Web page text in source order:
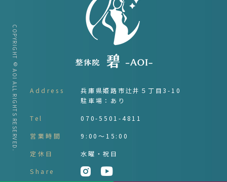
Address
兵庫県姫路市辻井５丁目3-10
駐車場：あり
Tel 070-5501-4811
営業時間 9:00～15:00
定休日 水曜・祝日
Share
COPYRIGHT © AOI ALL RIGHTS RESERVED.